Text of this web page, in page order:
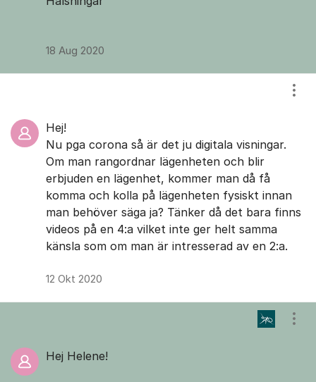
18 Aug 2020
Hej!
Nu pga corona så är det ju digitala visningar.
Om man rangordnar lägenheten och blir
erbjuden en lägenhet, kommer man då få
komma och kolla på lägenheten fysiskt innan
man behöver säga ja? Tänker då det bara finns
videos på en 4:a vilket inte ger helt samma
känsla som om man är intresserad av en 2:a.
12 Okt 2020
Hej Helene!